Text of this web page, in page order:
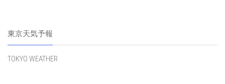
東京天気予報
TOKYO WEATHER